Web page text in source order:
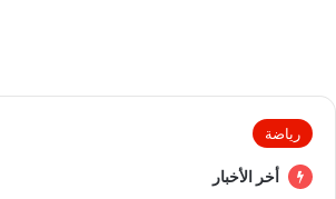
رياضة
أخر الأخبار